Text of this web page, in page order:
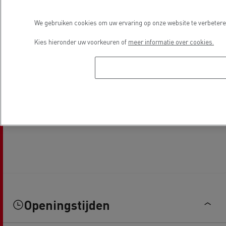
Openingstijden
We gebruiken cookies om uw ervaring op onze website te
Kies hieronder uw voorkeuren of meer informatie over cookies.